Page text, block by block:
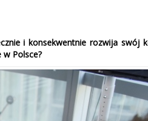
i konsekwentnie rozwija swój
Polsce?